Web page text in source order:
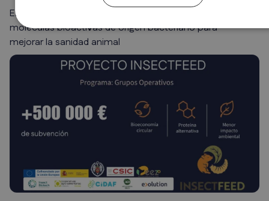
Entrevista de Innovación: BALIMMUNE investiga
moléculas bioactivas de origen bacteriano para
mejorar la sanidad animal